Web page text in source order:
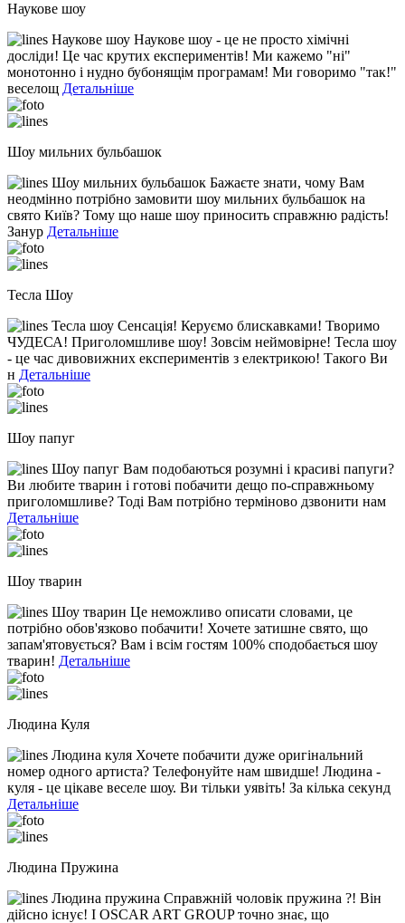
Наукове шоу
Наукове шоу Наукове шоу - це не просто хімічні
досліди! Це час крутих експериментів! Ми кажемо "ні"
монотонно і нудно бубонящім програмам! Ми говоримо "так!"
веселощ Детальніше
Шоу мильних бульбашок
Шоу мильних бульбашок Бажаєте знати, чому Вам
неодмінно потрібно замовити шоу мильних бульбашок на
свято Київ? Тому що наше шоу приносить справжню радість!
Занур Детальніше
Тесла Шоу
Тесла шоу Сенсація! Керуємо блискавками! Творимо
ЧУДЕСА! Приголомшливе шоу! Зовсім неймовірне! Тесла шоу
- це час дивовижних експериментів з електрикою! Такого Ви
н Детальніше
Шоу папуг
Шоу папуг Вам подобаються розумні і красиві папуги?
Ви любите тварин і готові побачити дещо по-справжньому
приголомшливе? Тоді Вам потрібно терміново дзвонити нам
Детальніше
Шоу тварин
Шоу тварин Це неможливо описати словами, це
потрібно обов'язково побачити! Хочете затишне свято, що
запам'ятовується? Вам і всім гостям 100% сподобається шоу
тварин! Детальніше
Людина Куля
Людина куля Хочете побачити дуже оригінальний
номер одного артиста? Телефонуйте нам швидше! Людина -
куля - це цікаве веселе шоу. Ви тільки уявіть! За кілька секунд
Детальніше
Людина Пружина
Людина пружина Справжній чоловік пружина ?! Він
дійсно існує! І OSCAR ART GROUP точно знає, що